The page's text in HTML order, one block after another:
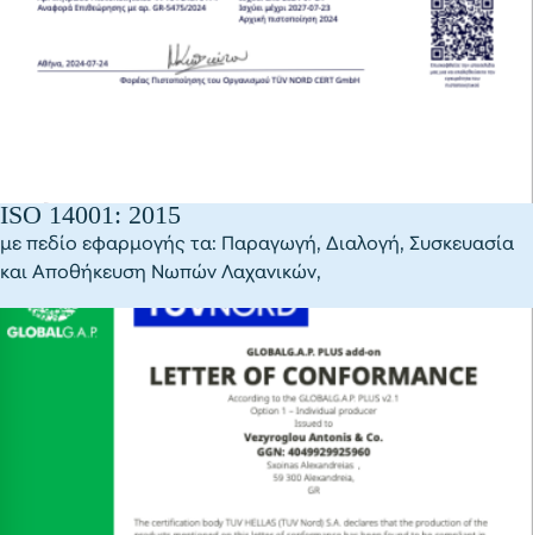
ISO 14001: 2015
με πεδίο εφαρμογής τα: Παραγωγή, Διαλογή, Συσκευασία
και Αποθήκευση Νωπών Λαχανικών,